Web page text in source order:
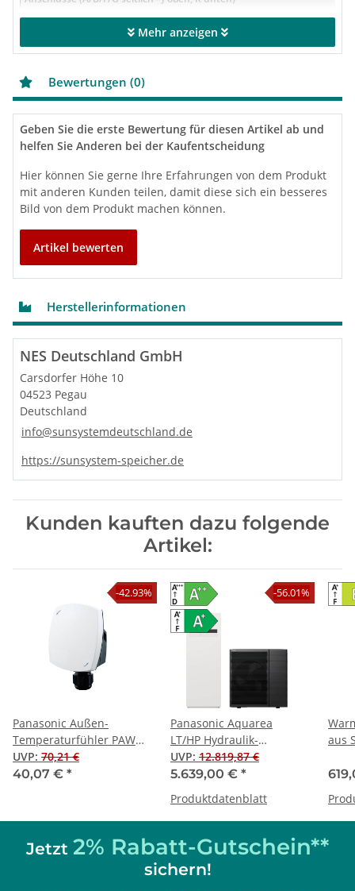
A1,
mm,
Rp1
1/2”
180
Anschluss B
Rp1
1/2”
Anschluss F
F1,
mm,
Rp1
- -
Anschluss G
G1,
mm,
Rp1
1/2”
- - 810
Anschluss J
Sonstiges
Abstand zwischen den
mm 240 240 240 240
Mehr anzeigen
Bewertungen (0)
Geben Sie die erste Bewertung für diesen Artikel ab und
helfen Sie Anderen bei der Kaufentscheidung
Hier können Sie gerne Ihre Erfahrungen von dem Produkt
mit anderen Kunden teilen, damit diese sich ein besseres
Bild von dem Produkt machen können.
Artikel bewerten
Herstellerinformationen
NES Deutschland GmbH
Carsdorfer Höhe 10
04523 Pegau
Deutschland
info@sunsystemdeutschland.de
https://sunsystem-speicher.de
Kunden kauften dazu folgende
Artikel:
-42.93%
Panasonic Außen-
Temperaturfühler PAW-
A2W-TSOD (ab Gen. H)
UVP: 70,21 €
40,07 € *
-56.01%
Panasonic Aquarea
LT/HP Hydraulik-
Splitwärmepumpe, 7 kW,
Kombi-Hydromodul (185
UVP: 12.819,87 €
5.639,00 € *
Produktdatenblatt
aus
Jetzt 2% Rabatt-Gutschein**
sichern!